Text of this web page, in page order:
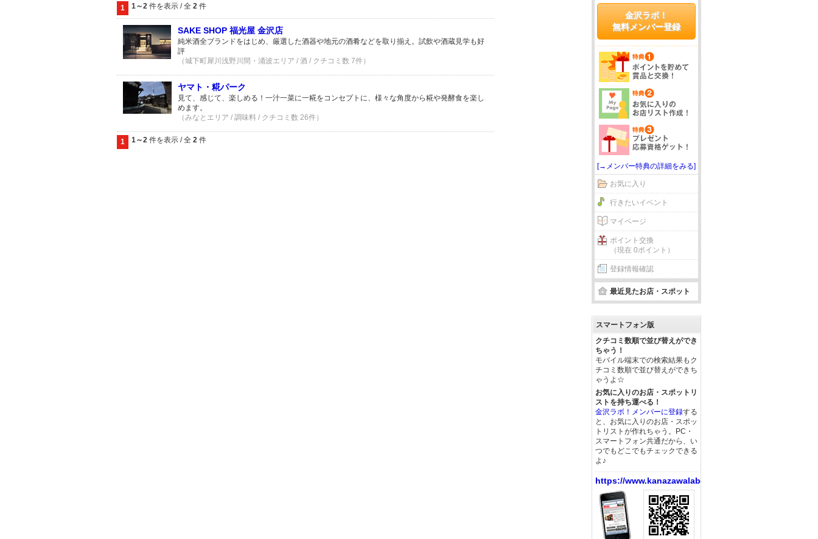
1 1～2 件を表示 / 全 2 件
SAKE SHOP 福光屋 金沢店
純米酒全ブランドをはじめ、厳選した酒器や地元の酒肴などを取り揃え。試飲や酒蔵見学も好
評
（城下町犀川浅野川間・涌波エリア / 酒 / クチコミ数 7件）
ヤマト・糀パーク
見て、感じて、楽しめる！一汁一菜に一糀をコンセプトに、様々な角度から糀や発酵食を楽し
めます。
（みなとエリア / 調味料 / クチコミ数 26件）
1 1～2 件を表示 / 全 2 件
金沢ラボ！
無料メンバー登録
[→メンバー特典の詳細をみる]
お気に入り
行きたいイベント
マイページ
ポイント交換
（現在 0ポイント）
登録情報確認
最近見たお店・スポット
スマートフォン版
クチコミ数順で並び替えができ
ちゃう！
モバイル端末での検索結果もク
チコミ数順で並び替えができち
ゃうよ☆
お気に入りのお店・スポットリ
ストを持ち運べる！
金沢ラボ！メンバーに登録する
と、お気に入りのお店・スポッ
トリストが作れちゃう。PC・
スマートフォン共通だから、い
つでもどこでもチェックできる
よ♪
https://www.kanazawalabo.net/